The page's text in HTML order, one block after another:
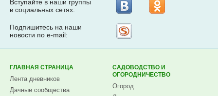
Вступайте в наши группы
в социальных сетях:
Подпишитесь на наши
новости по e-mail:
ГЛАВНАЯ СТРАНИЦА
Лента дневников
Дачные сообщества
САДОВОДСТВО И
ОГОРОДНИЧЕСТВО
Огород